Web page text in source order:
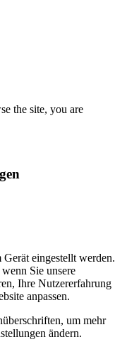
the site, you are
eingestellt werden.
Sie unsere
Ihre Nutzererfahrung
anpassen.
um mehr
ändern.